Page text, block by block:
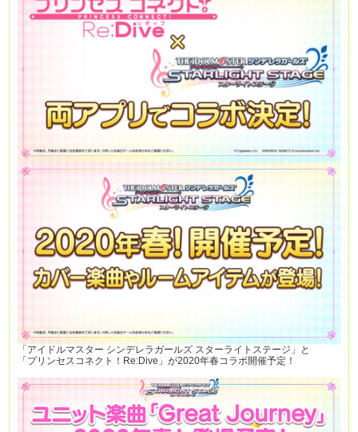
「アイドルマスター シンデレラガールズ スターライトステージ」と
「プリンセスコネクト！Re:Dive」が2020年春コラボ開催予定！